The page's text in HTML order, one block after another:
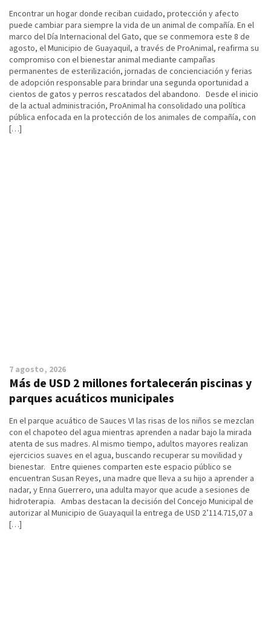
Encontrar un hogar donde reciban cuidado, protección y afecto
puede cambiar para siempre la vida de un animal de compañía. En el
marco del Día Internacional del Gato, que se conmemora este 8 de
agosto, el Municipio de Guayaquil, a través de ProAnimal, reafirma su
compromiso con el bienestar animal mediante campañas
permanentes de esterilización, jornadas de concienciación y ferias
de adopción responsable para brindar una segunda oportunidad a
cientos de gatos y perros rescatados del abandono. Desde el inicio
de la actual administración, ProAnimal ha consolidado una política
pública enfocada en la protección de los animales de compañía, con
[…]
7 agosto, 2026
Más de USD 2 millones fortalecerán piscinas y
parques acuáticos municipales
En el parque acuático de Sauces VI las risas de los niños se mezclan
con el chapoteo del agua mientras aprenden a nadar bajo la mirada
atenta de sus madres. Al mismo tiempo, adultos mayores realizan
ejercicios suaves en el agua, buscando recuperar su movilidad y
bienestar. Entre quienes comparten este espacio público se
encuentran Susan Reyes, una madre que lleva a su hijo a aprender a
nadar, y Enna Guerrero, una adulta mayor que acude a sesiones de
hidroterapia. Ambas destacan la decisión del Concejo Municipal de
autorizar al Municipio de Guayaquil la entrega de USD 2’114.715,07 a
[…]